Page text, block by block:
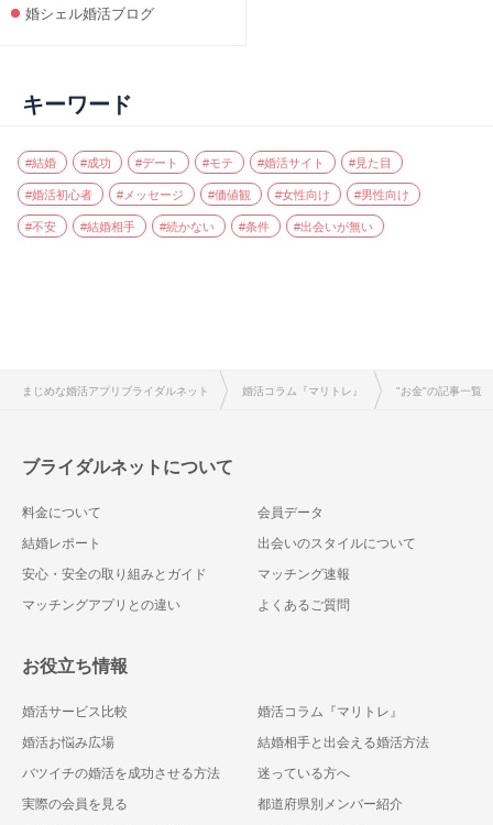
婚シェル婚活ブログ
キーワード
#結婚 #成功 #デート #モテ #婚活サイト #見た目
#婚活初心者 #メッセージ #価値観 #女性向け #男性向け
#不安 #結婚相手 #続かない #条件 #出会いが無い
まじめな婚活アプリブライダルネット 婚活コラム『マリトレ』 "お金"の記事一覧
ブライダルネットについて
料金について
会員データ
結婚レポート
出会いのスタイルについて
安心・安全の取り組みとガイド
マッチング速報
マッチングアプリとの違い
よくあるご質問
お役立ち情報
婚活サービス比較
婚活コラム『マリトレ』
婚活お悩み広場
結婚相手と出会える婚活方法
バツイチの婚活を成功させる方法
迷っている方へ
実際の会員を見る
都道府県別メンバー紹介